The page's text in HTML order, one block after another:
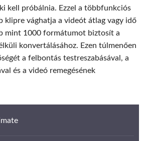
kell próbálnia. Ezzel a többfunkciós
klipre vághatja a videót átlag vagy idő
mint 1000 formátumot biztosít a
konvertálásához. Ezen túlmenően
a felbontás testreszabásával, a
és a videó remegésének